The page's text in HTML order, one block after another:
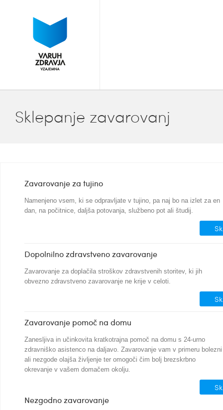
Sklepanje zavarovanj
Zavarovanje za tujino
Namenjeno vsem, ki se odpravljate v tujino, pa naj bo na izlet za en
dan, na počitnice, daljša potovanja, službeno pot ali študij.
Dopolnilno zdravstveno zavarovanje
Zavarovanje za doplačila stroškov zdravstvenih storitev, ki jih
obvezno zdravstveno zavarovanje ne krije v celoti.
Zavarovanje pomoč na domu
Zanesljiva in učinkovita kratkotrajna pomoč na domu s 24-urno
zdravniško asistenco na daljavo. Zavarovanje vam v primeru bolezni
ali nezgode olajša življenje ter omogoči čim bolj brezskrbno
okrevanje v vašem domačem okolju.
Nezgodno zavarovanje